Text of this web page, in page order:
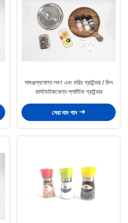
সামঞ্জস্যযোগ্য লবণ এবং মরিচ গ্রাইন্ডার / মিল
কাস্টমাইজযোগ্য প্লাস্টিক গ্রাইন্ডার
সেরা দাম পান